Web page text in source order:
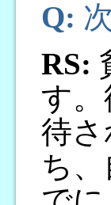
Q:
RS:
す
待
ち